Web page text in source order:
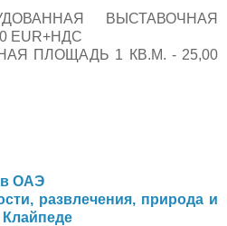
ВЫСТАВОЧНАЯ
EUR+НДС
ПЛОЩАДЬ 1 КВ.М. - 25,00
в ОАЭ
развлечения, природа и